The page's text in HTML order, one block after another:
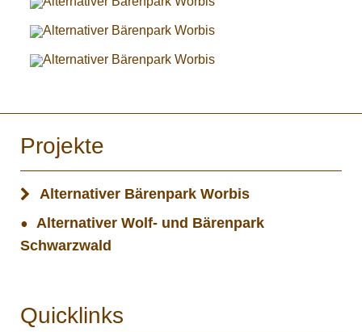
Projekte
Alternativer Bärenpark Worbis
Alternativer Wolf- und Bärenpark
Schwarzwald
Quicklinks